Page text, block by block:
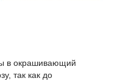
в окрашивающий
так как до